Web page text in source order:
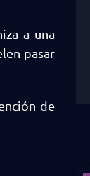
a una
pasar
de